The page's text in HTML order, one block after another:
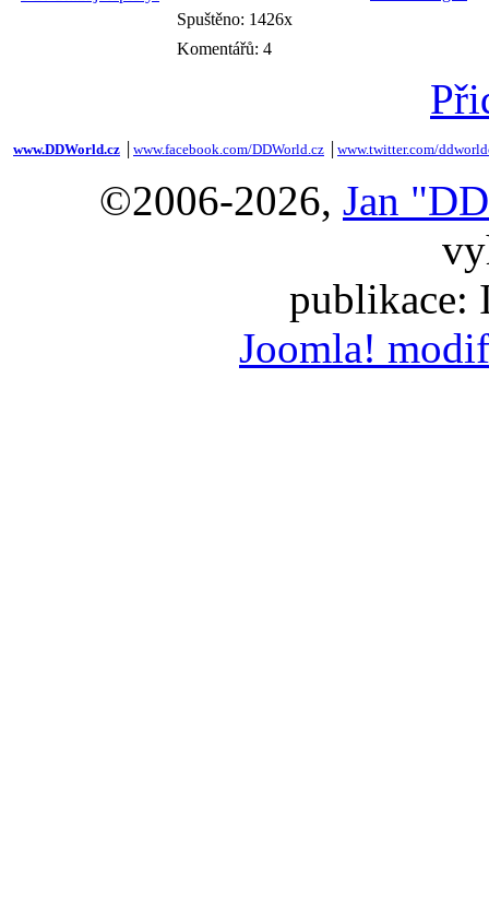
Spuštěno: 1426x
Komentářů: 4
www.DDWorld.cz www.facebook.com/DDWorld.cz www.twitter.com/
©2006-2026, Jan
publikace:
Joomla!